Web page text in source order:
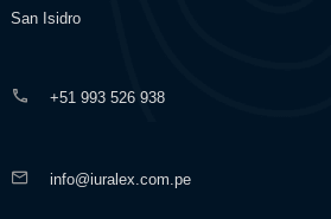
San Isidro
+51 993 526 938
info@iuralex.com.pe